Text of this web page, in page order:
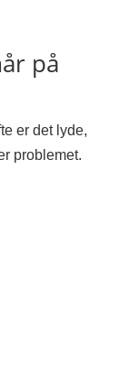
på
er det lyde,
problemet.